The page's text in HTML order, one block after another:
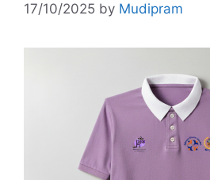
17/10/2025 by Mudipram